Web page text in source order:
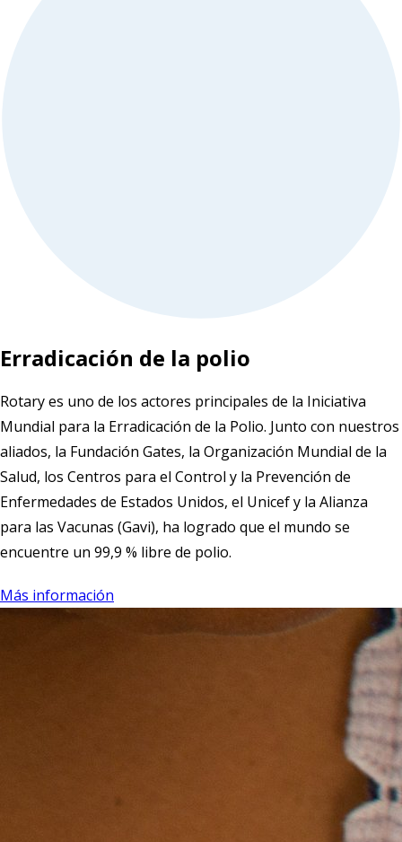
Erradicación de la polio
Rotary es uno de los actores principales de la Iniciativa
Mundial para la Erradicación de la Polio. Junto con nuestros
aliados, la Fundación Gates, la Organización Mundial de la
Salud, los Centros para el Control y la Prevención de
Enfermedades de Estados Unidos, el Unicef y la Alianza
para las Vacunas (Gavi), ha logrado que el mundo se
encuentre un 99,9 % libre de polio.
Más información